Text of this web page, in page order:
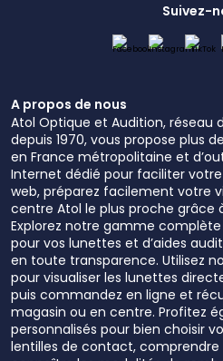
Suivez-
A propos de nous
Atol Optique et Audition, réseau
depuis 1970, vous propose plus
en France métropolitaine et
Internet dédié pour faciliter
web, préparez facilement votre
centre Atol le plus proche grâce
Explorez notre gamme
pour vos lunettes et d’aides
en toute transparence. Utilisez
pour visualiser les lunettes
puis commandez en ligne et
magasin ou en centre. Profitez
personnalisés pour bien choisir
lentilles de contact, comprendre